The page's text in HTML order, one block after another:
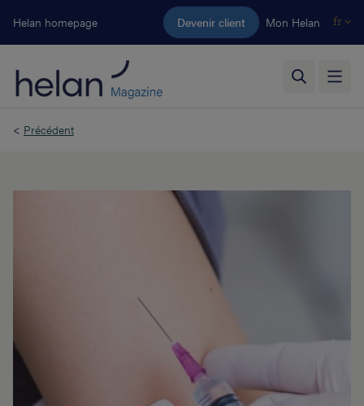
Aller au contenu principal
Helan homepage Devenir client Mon Helan fr
< Précédent